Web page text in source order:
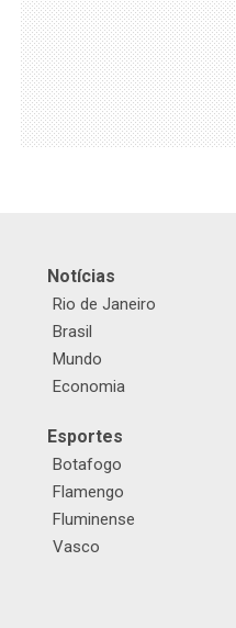
Notícias
Rio de Janeiro
Brasil
Mundo
Economia
Esportes
Botafogo
Flamengo
Fluminense
Vasco